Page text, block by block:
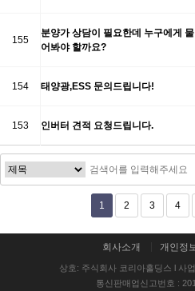
155
분양가 상담이 필요한데 누구에게 물
어봐야 할까요?
154 태양광,ESS 문의드립니다!
153 인버터 견적 요청드립니다.
1 2 3 4
회사소개 개인정
상호: 주식회사 코리아홀딩스 l 사
통신판매업신고번호 :